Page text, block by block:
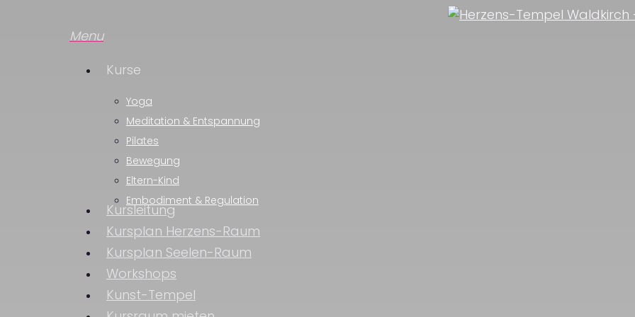
Menu
Kurse
Yoga
Meditation & Entspannung
Pilates
Bewegung
Eltern-Kind
Embodiment & Regulation
Kursleitung
Kursplan Herzens-Raum
Kursplan Seelen-Raum
Workshops
Kunst-Tempel